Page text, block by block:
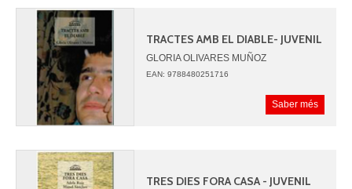
TRACTES AMB EL DIABLE- JUVENIL
GLORIA OLIVARES MUÑOZ
EAN: 9788480251716
Saber més
TRES DIES FORA CASA - JUVENIL